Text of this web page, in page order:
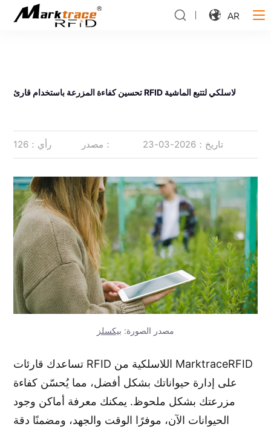
AR
تحسين كفاءة المزرعة باستخدام قارئ RFID لاسلكي لتتبع الماشية
تاريخ：2026-03-23 مصدر： رأي：126
مصدر الصورة: بيكسلز
تساعدك قارئات RFID اللاسلكية من MarktraceRFID
على إدارة حيواناتك بشكل أفضل، مما يُحسّن كفاءة
مزرعتك بشكل ملحوظ. يمكنك معرفة أماكن وجود
الحيوانات الآن، موفرًا الوقت والجهد، ومضمنًا دقة